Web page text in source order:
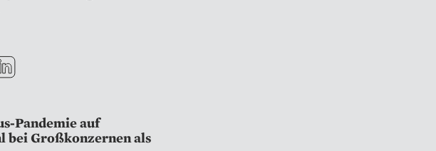
mail
Pandemie auf
bei Großkonzernen als